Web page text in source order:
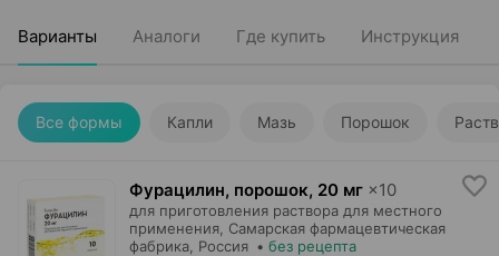
Варианты Аналоги Где купить Инструкция
Все формы Капли Мазь Порошок
Фурацилин, порошок, 20 мг ×10
для приготовления раствора для местного
применения, Самарская фармацевтическая
фабрика , Россия • без рецепта